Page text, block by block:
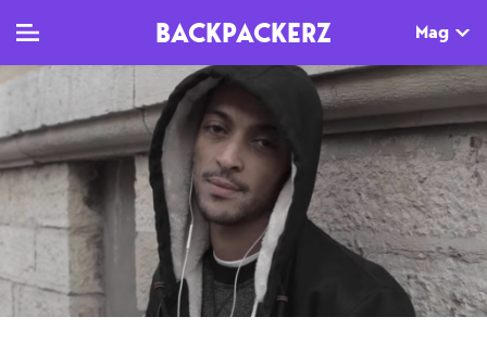
BACKPACKERZ Mag
TV
Clips
Live
Documentaires
MAG
Dossiers
Tops
Interviews
AGENDA
Paris
Festivals